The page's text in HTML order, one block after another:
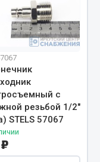
с
резьбой 1/2"
STELS 57067